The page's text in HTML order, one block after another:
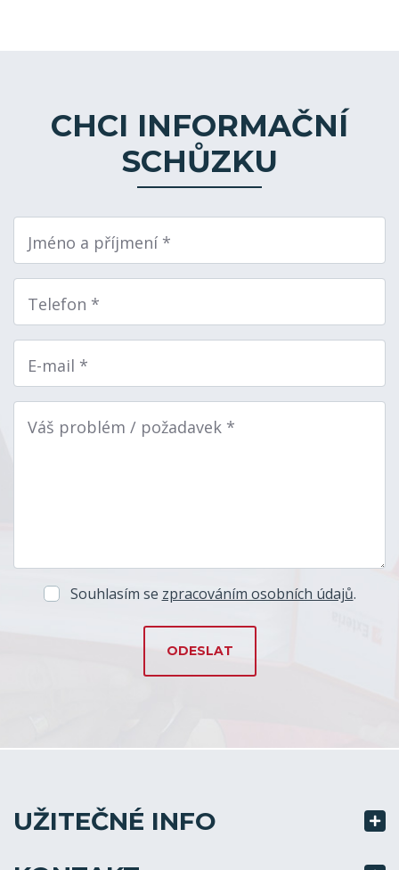
CHCI INFORMAČNÍ
SCHŮZKU
Jméno a příjmení *
Telefon *
E-mail *
Váš problém / požadavek *
Souhlasím se zpracováním osobních údajů.
UŽITEČNÉ INFO